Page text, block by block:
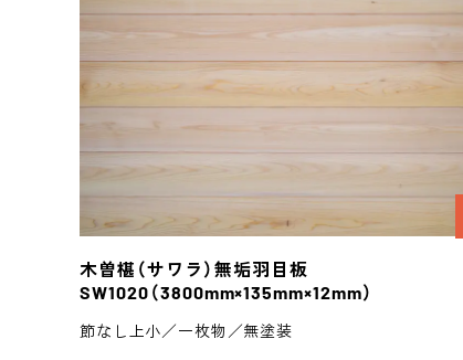
木曽椹（サワラ） 無垢羽目板
SW1020 （3800mm×135mm×12mm）
節なし上小／一枚物／無塗装